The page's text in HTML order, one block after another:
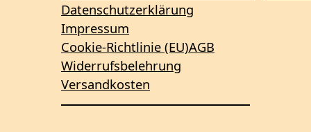
Datenschutzerklärung
Impressum
Cookie-Richtlinie (EU)AGB
Widerrufsbelehrung
Versandkosten